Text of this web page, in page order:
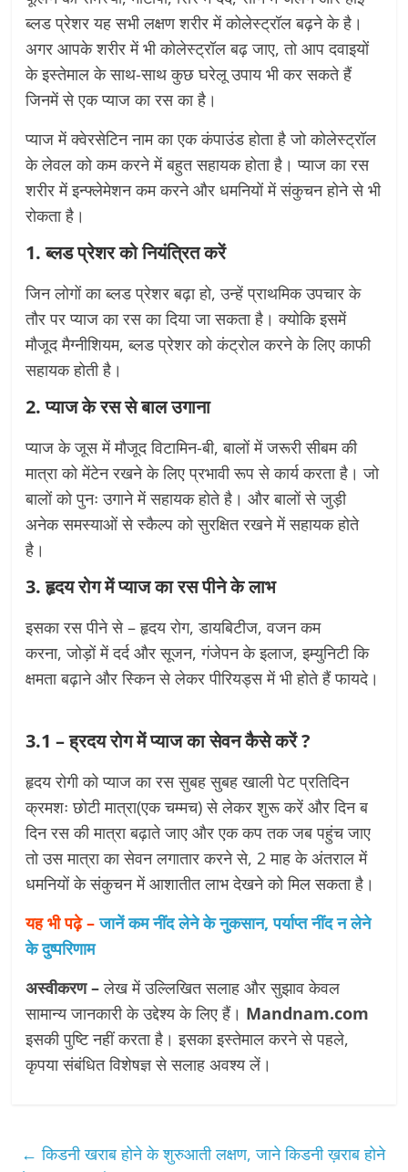
ब्लड प्रेशर यह सभी लक्षण शरीर में कोलेस्ट्रॉल बढ़ने के है।
अगर आपके शरीर में भी कोलेस्ट्रॉल बढ़ जाए, तो आप दवाइयों
के इस्तेमाल के साथ-साथ कुछ घरेलू उपाय भी कर सकते हैं
जिनमें से एक प्याज का रस का है।
प्याज में क्वेरसेटिन नाम का एक कंपाउंड होता है जो कोलेस्ट्रॉल
के लेवल को कम करने में बहुत सहायक होता है। प्याज का रस
शरीर में इन्फ्लेमेशन कम करने और धमनियों में संकुचन होने से भी
रोकता है।
1. ब्लड प्रेशर को नियंत्रित करें
जिन लोगों का ब्लड प्रेशर बढ़ा हो, उन्हें प्राथमिक उपचार के
तौर पर प्याज का रस का दिया जा सकता है। क्योकि इसमें
मौजूद मैग्नीशियम, ब्लड प्रेशर को कंट्रोल करने के लिए काफी
सहायक होती है।
2. प्याज के रस से बाल उगाना
प्याज के जूस में मौजूद विटामिन-बी, बालों में जरूरी सीबम की
मात्रा को मेंटेन रखने के लिए प्रभावी रूप से कार्य करता है। जो
बालों को पुनः उगाने में सहायक होते है। और बालों से जुड़ी
अनेक समस्याओं से स्कैल्प को सुरक्षित रखने में सहायक होते
है।
3. हृदय रोग में प्याज का रस पीने के लाभ
इसका रस पीने से – हृदय रोग, डायबिटीज, वजन कम
करना, जोड़ों में दर्द और सूजन, गंजेपन के इलाज, इम्युनिटी कि
क्षमता बढ़ाने और स्किन से लेकर पीरियड्स में भी होते हैं फायदे।
3.1 –ह्रदय रोग में प्याज का सेवन कैसे करें ?
हृदय रोगी को प्याज का रस सुबह सुबह खाली पेट प्रतिदिन
क्रमशः छोटी मात्रा(एक चम्मच) से लेकर शुरू करें और दिन ब
दिन रस की मात्रा बढ़ाते जाए और एक कप तक जब पहुंच जाए
तो उस मात्रा का सेवन लगातार करने से, 2 माह के अंतराल में
धमनियों के संकुचन में आशातीत लाभ देखने को मिल सकता है।
यह भी पढ़े – जानें कम नींद लेने के नुकसान, पर्याप्त नींद न लेने
के दुष्परिणाम
अस्वीकरण –लेख में उल्लिखित सलाह और सुझाव केवल
सामान्य जानकारी के उद्देश्य के लिए हैं। Mandnam.com
इसकी पुष्टि नहीं करता है। इसका इस्तेमाल करने से पहले,
कृपया संबंधित विशेषज्ञ से सलाह अवश्य लें।
← किडनी खराब होने के शुरुआती लक्षण, जाने किडनी ख़राब होने